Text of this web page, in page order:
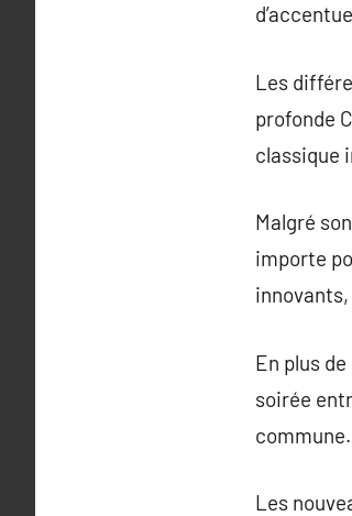
Les
profonde
classique
Malgré
importe
En plus
soirée
commune.
Les